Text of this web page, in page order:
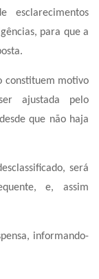
esclarecimentos
para que a
constituem motivo
ajustada pelo
que não haja
será
e, assim
informando-